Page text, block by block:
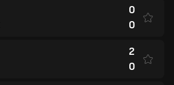
0
0
2
0